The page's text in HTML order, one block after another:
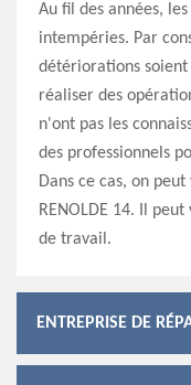
Au fil des années,
intempéries. Par
détériorations soient
réaliser des
n'ont pas les
des professionnels
Dans ce cas, on
RENOLDE 14. Il
de travail.
ENTREPRISE DE